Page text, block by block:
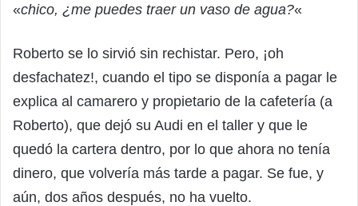
«chico, ¿me puedes traer un vaso de agua?«
Roberto se lo sirvió sin rechistar. Pero, ¡oh
desfachatez!, cuando el tipo se disponía a pagar le
explica al camarero y propietario de la cafetería (a
Roberto), que dejó su Audi en el taller y que le
quedó la cartera dentro, por lo que ahora no tenía
dinero, que volvería más tarde a pagar. Se fue, y
aún, dos años después, no ha vuelto.